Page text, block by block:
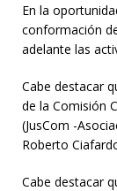
En la
conformación
adelante las
Cabe destacar
de la Comisión
(JusCom -
Roberto
Cabe destacar